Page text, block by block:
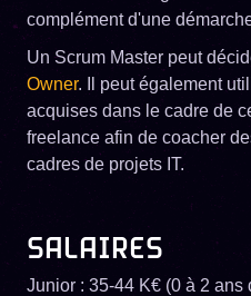
complément d'une
Un Scrum Master peut
Owner. Il peut également
acquises dans le cadre de
freelance afin de coacher
cadres de projets IT.
SALAIRES
Junior : 35-44 K€ (0 à 2 ans